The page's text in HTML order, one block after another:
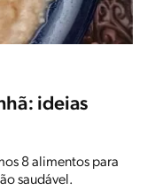
ideias
8 alimentos para
saudável.